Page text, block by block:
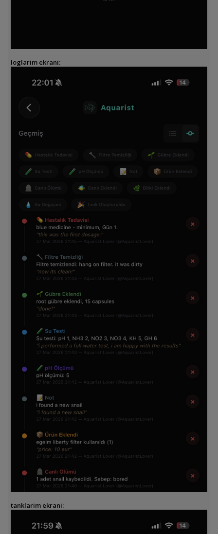
loglarim ekrani:
tanklarim ekrani: